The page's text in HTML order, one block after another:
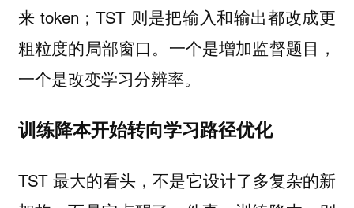
来 token；TST 则是把输入和输出都改成更
粗粒度的局部窗口。 一个是增加监督题目，
一个是改变学习分辨率。
训练降本开始转向学习路径优化
TST 最大的看头，不是它设计了多复杂的新